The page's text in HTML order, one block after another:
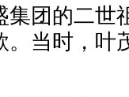
团的二世
当时，叶